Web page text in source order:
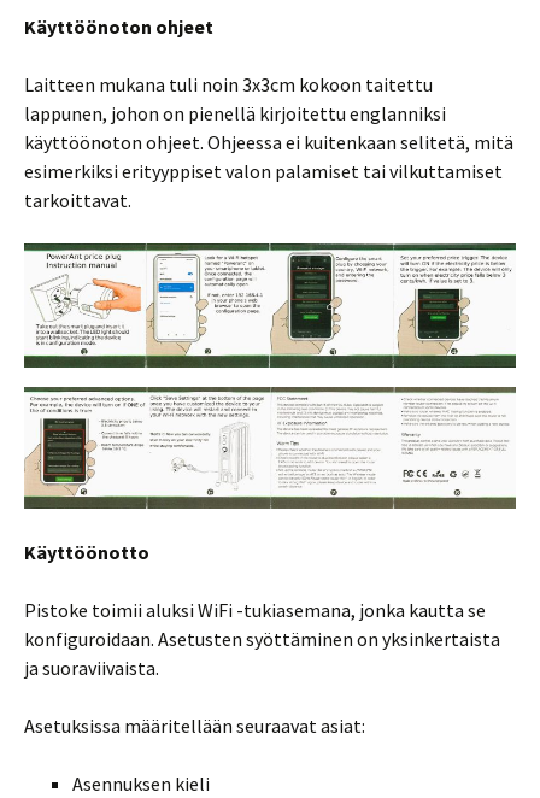
Käyttöönoton ohjeet
Laitteen mukana tuli noin 3x3cm kokoon taitettu
lappunen, johon on pienellä kirjoitettu englanniksi
käyttöönoton ohjeet. Ohjeessa ei kuitenkaan selitetä, mitä
esimerkiksi erityyppiset valon palamiset tai vilkuttamiset
tarkoittavat.
Käyttöönotto
Pistoke toimii aluksi WiFi -tukiasemana, jonka kautta se
konfiguroidaan. Asetusten syöttäminen on yksinkertaista
ja suoraviivaista.
Asetuksissa määritellään seuraavat asiat:
Asennuksen kieli